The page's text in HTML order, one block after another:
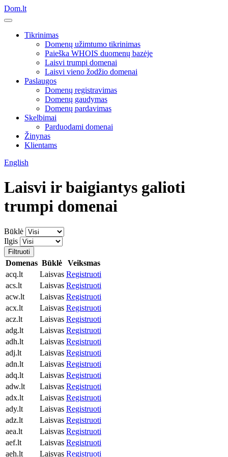
Dom.lt
Tikrinimas
Domenų užimtumo tikrinimas
Paieška WHOIS duomenų bazėje
Laisvi trumpi domenai
Laisvi vieno žodžio domenai
Paslaugos
Domenų registravimas
Domenų gaudymas
Domenų pardavimas
Skelbimai
Parduodami domenai
Žinynas
Klientams
English
Laisvi ir baigiantys galioti
trumpi domenai
Būklė
Ilgis
Filtruoti
Domenas Būklė
Veiksmas
acq.lt
Laisvas Registruoti
acs.lt
Laisvas Registruoti
acw.lt
Laisvas Registruoti
acx.lt
Laisvas Registruoti
acz.lt
Laisvas Registruoti
adg.lt
Laisvas Registruoti
adh.lt
Laisvas Registruoti
adj.lt
Laisvas Registruoti
adn.lt
Laisvas Registruoti
adq.lt
Laisvas Registruoti
adw.lt
Laisvas Registruoti
adx.lt
Laisvas Registruoti
ady.lt
Laisvas Registruoti
adz.lt
Laisvas Registruoti
aea.lt
Laisvas Registruoti
aef.lt
Laisvas Registruoti
aeh.lt
Laisvas Registruoti